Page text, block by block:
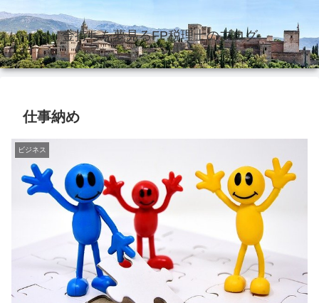
金持ちを夢見るFP税理士のブログ
仕事納め
ビジネス